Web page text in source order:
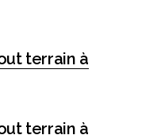
terrain à
terrain à